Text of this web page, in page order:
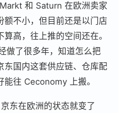
和 Saturn 在欧洲卖家
额不小，但目前还是以门店
高，往上推的空间还在。
做了很多年，知道怎么把
东国内这套供应链、仓库配
往 Ceconomy 上搬。
东在欧洲的状态就变了